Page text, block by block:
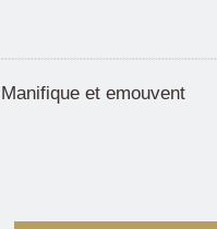
Manifique et emouvent